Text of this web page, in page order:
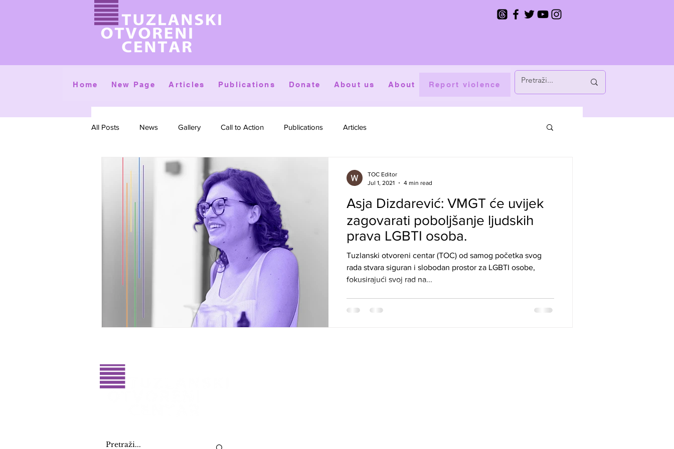
Home New Page Articles Publications Donate About us About Report violence
All Posts News Gallery Call to Action Publications Articles
Asja Dizdarević: VMGT će uvijek
zagovarati poboljšanje ljudskih
prava LGBTI osoba.
Tuzlanski otvoreni centar (TOC) od samog početka svog
rada stvara siguran i slobodan prostor za LGBTI osobe,
fokusirajući svoj rad na...
TOC Editor
Jul 1, 2021
4 min read